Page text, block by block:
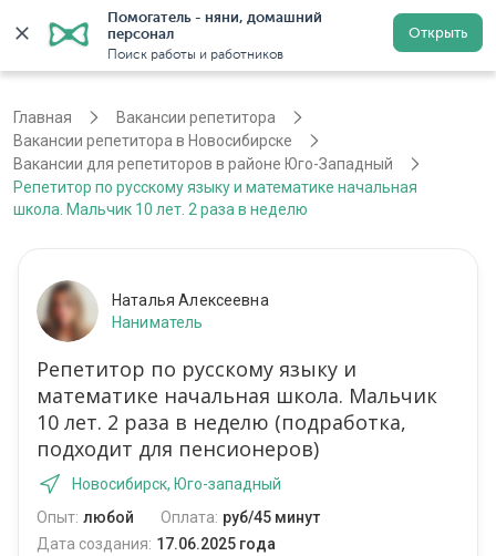
Помогатель - няни, домашний
персонал
Поиск работы и работников
Открыть
Новосибирск Регистрация
Главная
Вакансии репетитора
Вакансии репетитора в Новосибирске
Вакансии для репетиторов в районе Юго-Западный
Репетитор по русскому языку и математике начальная
школа. Мальчик 10 лет. 2 раза в неделю
Наталья Алексеевна
Наниматель
Репетитор по русскому языку и
математике начальная школа. Мальчик
10 лет. 2 раза в неделю (подработка,
подходит для пенсионеров)
Новосибирск, Юго-западный
Опыт: любой Оплата: руб/45 минут
Дата создания: 17.06.2025 года